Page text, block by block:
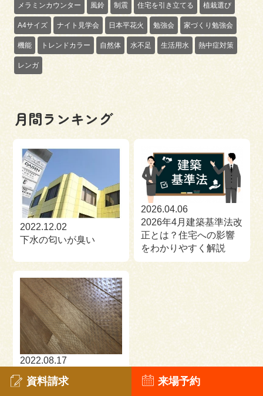
資料請求 来場予約
メラミンカウンター 風鈴 制震 住宅を引き立てる 植栽選び
A4サイズ ナイト見学会 日本平花火 勉強会 家づくり勉強会
機能 トレンドカラー 自然体 水不足 生活用水 熱中症対策
レンガ
月間ランキング
2022.12.02
下水の匂いが臭い
2026.04.06
2026年4月建築基準法改
正とは？住宅への影響
をわかりやすく解説
2022.08.17
フローリングについた
ゴム跡をきれいにする